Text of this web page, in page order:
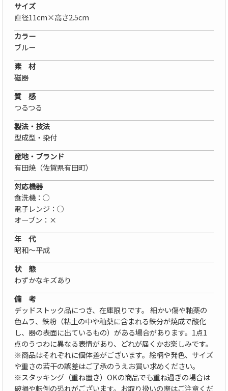
サイズ
直径11cm×高さ2.5cm
カラー
ブルー
素 材
磁器
質 感
つるつる
製法・技法
型成型・染付
産地・ブランド
有田焼（佐賀県有田町）
対応機器
食洗機：○
電子レンジ：○
オーブン：×
年 代
昭和〜平成
状 態
わずかなキズあり
備 考
デッドストック品につき、在庫限りです。 細かい傷や釉薬の
色ムラ、鉄粉（粘土の中や釉薬に含まれる鉄分が焼成で酸化
し、器の表面に出ているもの）がある場合があります。1点1
点のうつわに異なる表情があり、どれが届くかお楽しみです。
※商品はそれぞれに個体差がございます。絵柄や発色、サイズ
や重さの若干の誤差はご了承のうえお買い求めください。
※スタッキング（重ね置き）OKの商品でも重ね過ぎの場合は
破損や転倒の恐れがございます。お取り扱いの際はご注意くだ